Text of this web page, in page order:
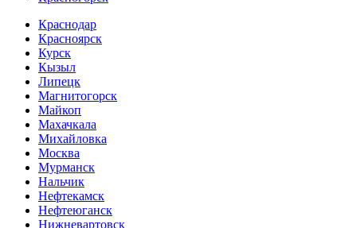
Краснодар
Красноярск
Курск
Кызыл
Липецк
Магнитогорск
Майкоп
Махачкала
Михайловка
Москва
Мурманск
Нальчик
Нефтекамск
Нефтеюганск
Нижневартовск